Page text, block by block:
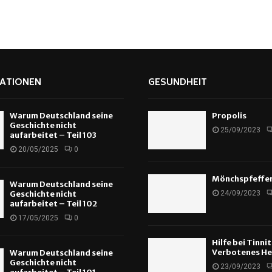
Warum Deutschland seine
Geschichte nicht
aufarbeitet – Teil 103
20/05/2025 0
Warum Deutschland seine
Geschichte nicht
aufarbeitet – Teil 102
17/05/2025 0
Warum Deutschland seine
Geschichte nicht
GESUNDHEIT
Propolis
25/09/2023
24/09/2023
Hilfe bei
Verbotenes
23/09/2023